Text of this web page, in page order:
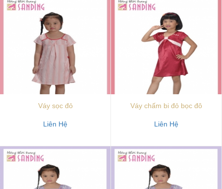
Váy sọc đỏ
Liên Hệ
Váy chấm bi đỏ bọc đô
Liên Hệ